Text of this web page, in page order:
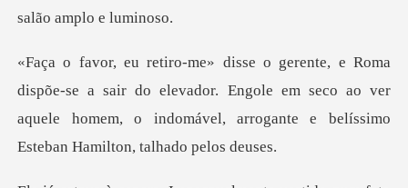
sair do elevador. Engole em seco ao ver
aquele homem, o indomáv